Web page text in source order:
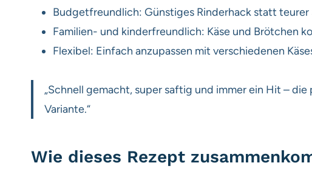
Budgetfreundlich: Günstiges Rinderhack statt teurer
Familien- und kinderfreundlich: Käse und Brötchen
Flexibel: Einfach anzupassen mit verschiedenen
„Schnell gemacht, super saftig und immer ein Hit –
Variante.“
Wie dieses Rezept